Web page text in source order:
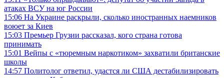
атаках ВСУ на юг России
15:06 На Украине раскрыли, сколько иностранных наемников
воюет за Киев
15:03 Премьер Грузии рассказал, кого страна готова
принимать
15:01 Вейпы с «тюремным наркотиком» захватили британские
школы
14:57 Политолог ответил, удастся ли США дестабилизировать